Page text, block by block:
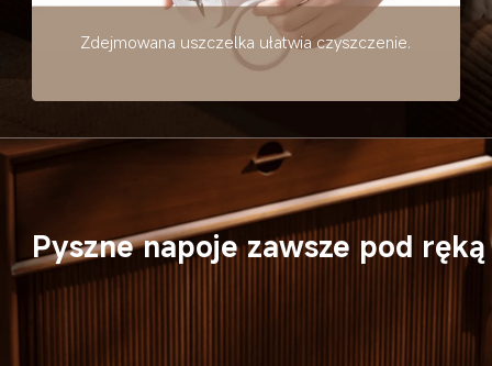
Zdejmowana uszczelka ułatwia czyszczenie.
Pyszne napoje zawsze pod ręką